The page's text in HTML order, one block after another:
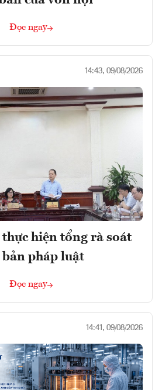
Đọc ngay
14:43, 09/08/2026
hiện tổng rà soát
bản pháp luật
Đọc ngay
14:41, 09/08/2026